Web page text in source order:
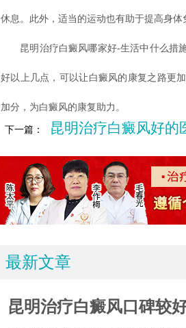
休息。此外，适当的运动也有助于提高身体
昆明治疗白癜风哪家好-生活中什么措施
好以上几点，可以让白癜风的康复之路更
加分，为白癜风的康复助力。
下一篇： 昆明治疗白癜风好的
最新文章
昆明治疗白癜风口碑较